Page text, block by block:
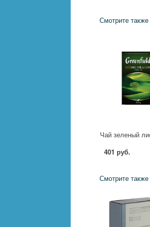
Смотрите также
401 руб.
Смотрите также